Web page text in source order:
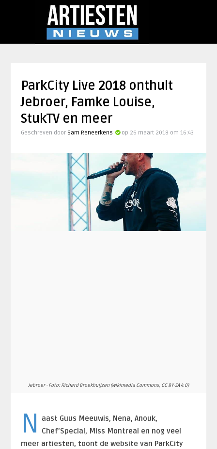
ParkCity Live 2018 onthult
Jebroer, Famke Louise,
StukTV en meer
Geschreven door Sam Reneerkens op 26 maart 2018 om 16:43
Jebroer - Foto: Richard Broekhuijzen (Wikimedia Commons, CC BY-SA 4.0)
N
aast Guus Meeuwis, Nena, Anouk,
Chef’Special, Miss Montreal en nog veel
meer artiesten, toont de website van ParkCity